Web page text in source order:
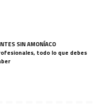
SIN AMONÍACO
todo lo que debes